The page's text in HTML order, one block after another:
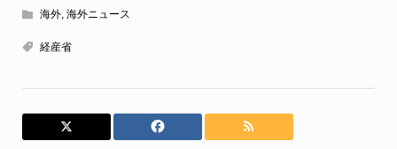
海外, 海外ニュース
経産省